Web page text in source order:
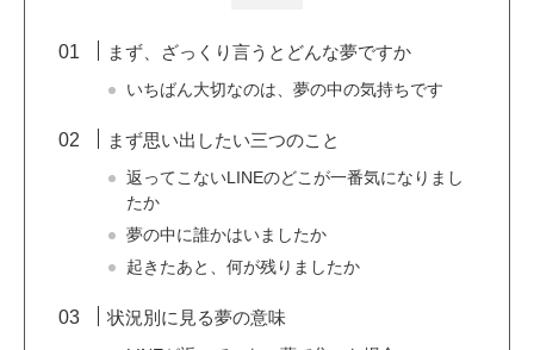
まず、ざっくり言うとどんな夢ですか
いちばん大切なのは、夢の中の気持ちです
まず思い出したい三つのこと
返ってこないLINEのどこが一番気になりまし
たか
夢の中に誰かはいましたか
起きたあと、何が残りましたか
状況別に見る夢の意味